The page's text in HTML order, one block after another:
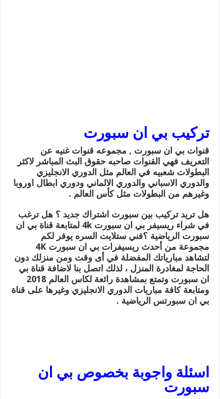
تركيب بي ان سبورت
قنوات بي ان سبورت , مجموعه قنوات غنيه عن
التعريف فهي القنوات صاحبه حقوق البث المباشر لاكثر
البطولات شعبيه في العالم مثل الدوري الانجليزي
والدوري الاسباني والدوري الالماني ودوري ابطال اوروبا
وغيرهم من البطولات مثل كأس العالم .
هل تريد تركيب بين سبورت اشتراك جديد ؟ هل ترغب
في شراء ريسيفر بي ان سبورت 4k لمتابعة قناة بي ان
سبورت الرياضية ؟فني ستلايت السره يوفر لكم
مجموعة من أحدث ريسيفرات بي ان سبورت 4K
لتشاهد مبارياتك المفضلة في أى وقت ومن منزلك دون
الحاجة لمغادرة المنزل ، لذلك اتصل بنا لاضافة قناة بي
ان سبورت وتمتع بمشاهدة رائعة لكاس العالم 2018
ومتابعة كافة مباريات الدوري الانجليزي وغيرها على قناة
بي ان سبورتس الرياضية .
اسئلة واجوبة بخصوص بي ان
سبورت